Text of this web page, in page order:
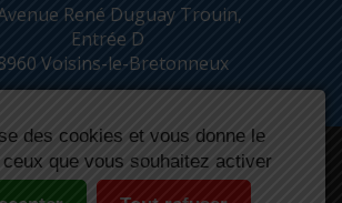
René Duguay Trouin,
Entrée D
Voisins-le-Bretonneux
Mentions légales
de Ventes
Produits archivés
des cookies et vous donne le
que vous souhaitez activer